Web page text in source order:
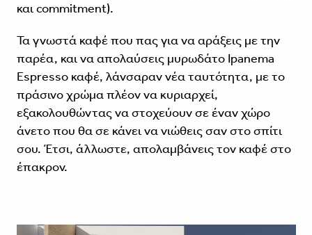
και commitment).
Τα γνωστά καφέ που πας για να αράξεις με την
παρέα, και να απολαύσεις μυρωδάτο Ipanema
Espresso καφέ, λάνσαραν νέα ταυτότητα, με το
πράσινο χρώμα πλέον να κυριαρχεί,
εξακολουθώντας να στοχεύουν σε έναν χώρο
άνετο που θα σε κάνει να νιώθεις σαν στο σπίτι
σου. Έτσι, άλλωστε, απολαμβάνεις τον καφέ στο
έπακρον.